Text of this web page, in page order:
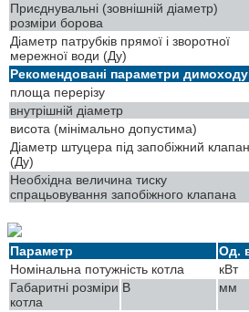
Приєднувальні (зовнішній діаметр)
розміри борова
Діаметр патрубків прямої і зворотної
мережної води (Ду)
Рекомендовані параметри димоходу
площа перерізу
внутрішній діаметр
висота (мінімально допустима)
Діаметр штуцера під запобіжний клапан
(Ду)
Необхідна величина тиску
спрацьовування запобіжного клапана
Параметр Од.
Номінальна потужність котла
кВт
Габаритні розміри
котла
B мм